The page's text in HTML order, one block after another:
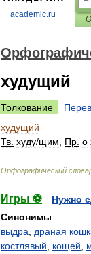
academic.ru
худущий
Толкование
худущий
Тв худу/щим Пр о
Орфографический
Игры ⚽
Нужно
Синонимы:
выдра
драная
костлявый
кощей